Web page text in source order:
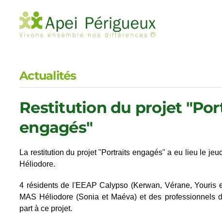
Accéder au contenu principal
Actualités
Restitution du projet
engagés"
La restitution du projet "Portraits engagés" a eu lieu le
Héliodore.
4 résidents de l'EEAP Calypso (Kerwan, Vérane, Youris
MAS Héliodore (Sonia et Maéva) et des professionnels
part à ce projet.